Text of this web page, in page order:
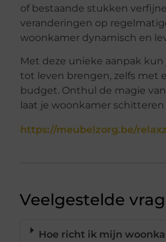
of bestaande stukken
veranderingen op
woonkamer dynamisch en
Met deze unieke aanpak
tot leven brengen, zelfs met
budget. Onthul de magie
laat je woonkamer
https://meubelzorg.be/
Veelgestelde
Hoe richt ik mijn